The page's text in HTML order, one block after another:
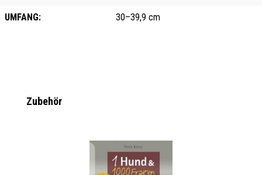
UMFANG: 30–39,9 cm
Produktgalerie überspringen
Zubehör